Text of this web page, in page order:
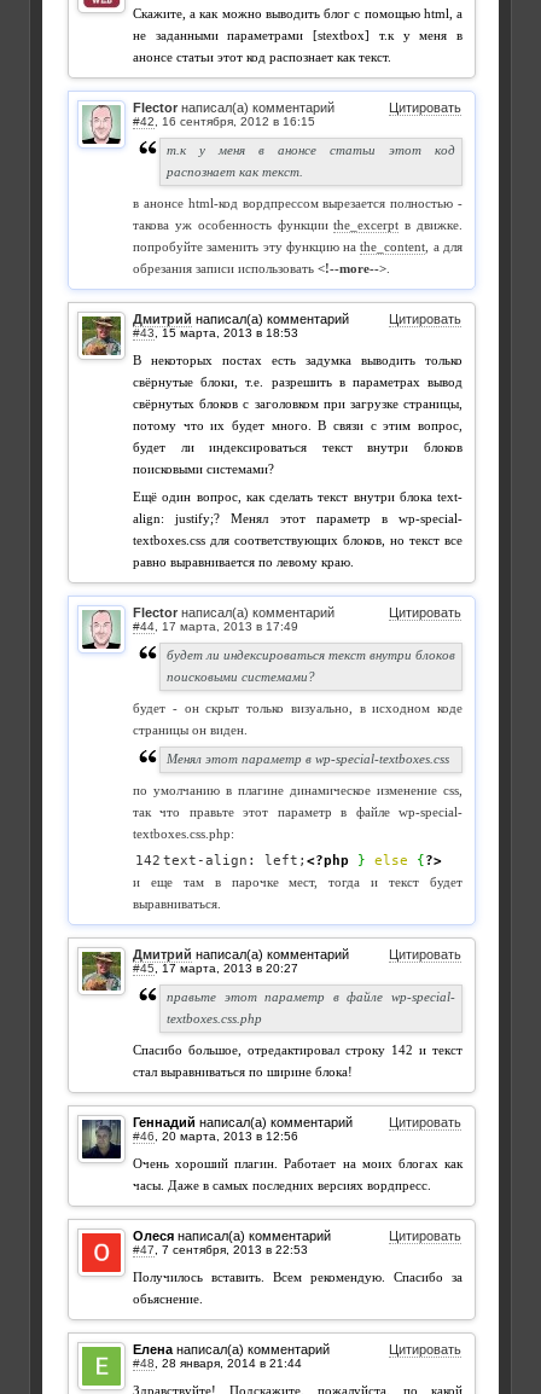
Скажите, а как можно выводить блог с помощью html, а
не заданными параметрами [stextbox] т.к у меня в
анонсе статьи этот код распознает как текст.
Flector написал(а) комментарий Цитировать
#42
т.к у меня в анонсе статьи этот код
распознает как текст.
в анонсе html-код вордпрессом вырезается полностью -
такова уж особенность функцииthe_excerpt в движке.
попробуйте заменить эту функцию наthe_content , а для
обрезания записи использовать <!--more-->
Дмитрий написал(а) комментарий Цитировать
#43
В некоторых постах есть задумка выводить только
свёрнутые блоки, т.е. разрешить в параметрах вывод
свёрнутых блоков с заголовком при загрузке страницы,
потому что их будет много. В связи с этим вопрос,
будет ли индексироваться текст внутри блоков
поисковыми системами?
Ещё один вопрос, как сделать текст внутри блока text-
align: justify;? Менял этот параметр в wp-special-
textboxes.css для соответствующих блоков, но текст все
равно выравнивается по левому краю.
Flector написал(а) комментарий Цитировать
#44
будет ли индексироваться текст внутри блоков
поисковыми системами?
будет - он скрыт только визуально, в исходном коде
страницы он виден.
Менял этот параметр в wp-special-textboxes.css
по умолчанию в плагине динамическое изменение css,
так что правьте этот параметр в файле wp-special-
textboxes.css.php:
text-align: left; <?php } else {?>
и еще там в парочке мест, тогда и текст будет
выравниваться.
Дмитрий написал(а) комментарий Цитировать
#45
правьте этот параметр в файле wp-special-
textboxes.css.php
Спасибо большое, отредактировал строку 142 и текст
стал выравниваться по ширине блока!
Геннадий написал(а) комментарий Цитировать
#46
Очень хороший плагин. Работает на моих блогах как
часы. Даже в самых последних версиях вордпресс.
Олеся написал(а) комментарий Цитировать
#47
Получилось вставить. Всем рекомендую. Спасибо за
обьяснение.
Елена написал(а) комментарий Цитировать
#48
Здравствуйте! Подскажите, пожалуйста, по какой